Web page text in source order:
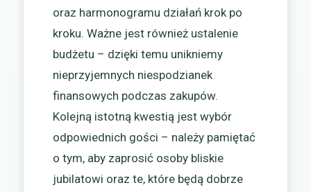
oraz harmonogramu działań krok po
kroku. Ważne jest również ustalenie
budżetu – dzięki temu unikniemy
nieprzyjemnych niespodzianek
finansowych podczas zakupów.
Kolejną istotną kwestią jest wybór
odpowiednich gości – należy pamiętać
o tym, aby zaprosić osoby bliskie
jubilatowi oraz te, które będą dobrze